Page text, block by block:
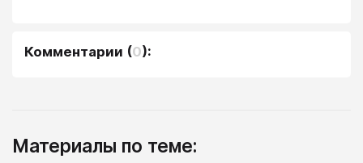
Комментарии (0):
Материалы по теме: